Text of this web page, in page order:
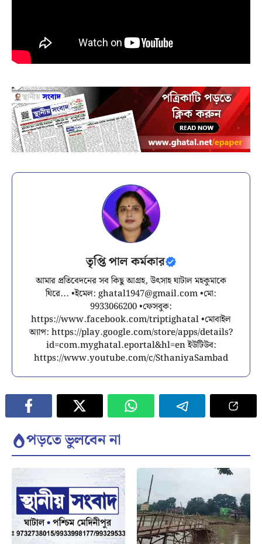
তৃপ্তি পাল কর্মকার
আমার প্রতিবেদনের সব কিছু আগ্রহ, উৎসাহ ঘাটাল মহকুমাকে
ঘিরে... •ইমেল: ghatal1947@gmail.com•মো:
9933066200 •ফেসবুক:
https://www.facebook.com/triptighatal •মোবাইল
অ্যাপ: https://play.google.com/store/apps/details?
id=com.myghatal.eportal&hl=en ইউটিউব:
https://www.youtube.com/c/SthaniyaSambad
পড়তে ভুলবেন না